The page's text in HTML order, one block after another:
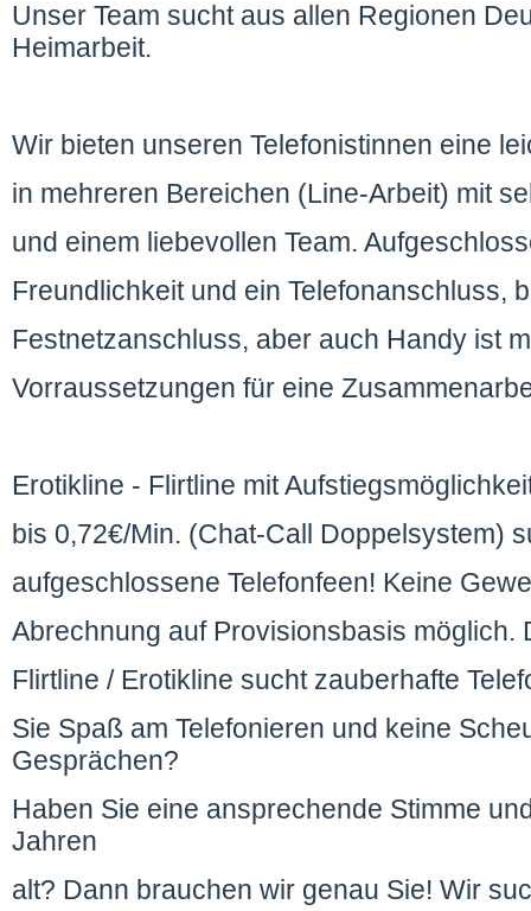
Unser Team sucht aus allen Regionen
Heimarbeit.
Wir bieten unseren Telefonistinnen eine
in mehreren Bereichen (Line-Arbeit) mit
und einem liebevollen Team.
Freundlichkeit und ein Telefonanschluss,
Festnetzanschluss, aber auch Handy ist
Vorraussetzungen für eine
Erotikline - Flirtline mit
bis 0,72€/Min. (Chat-Call Doppelsystem)
aufgeschlossene Telefonfeen! Keine
Abrechnung auf Provisionsbasis
Flirtline / Erotikline sucht zauberhafte
Sie Spaß am Telefonieren und keine
Gesprächen?
Haben Sie eine ansprechende Stimme
Jahren
alt? Dann brauchen wir genau Sie! Wir